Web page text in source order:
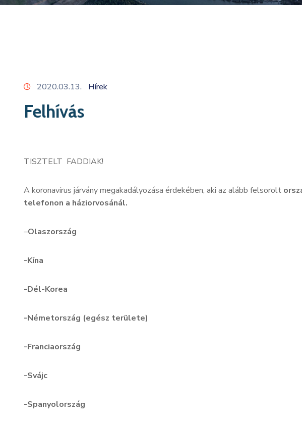
2020.03.13. Hírek
Felhívás
TISZTELT FADDIAK!
A koronavírus járvány megakadályozása érdekében, aki az alább felsorolt
telefonon a háziorvosánál.
–Olaszország
-Kína
-Dél-Korea
-Németország (egész területe)
-Franciaország
-Svájc
-Spanyolország